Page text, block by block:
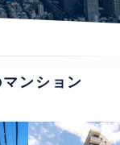
ンション